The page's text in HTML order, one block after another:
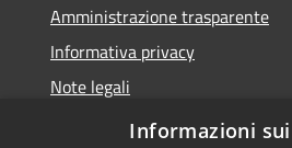
Amministrazione trasparente
Informativa privacy
Note legali
Dichiarazione di accessibilità
Informazioni